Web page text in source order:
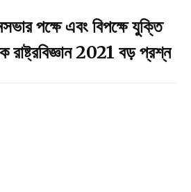
পক্ষে এবং বিপক্ষে যুক্তি
রাষ্ট্রবিজ্ঞান 2021 বড় প্রশ্ন